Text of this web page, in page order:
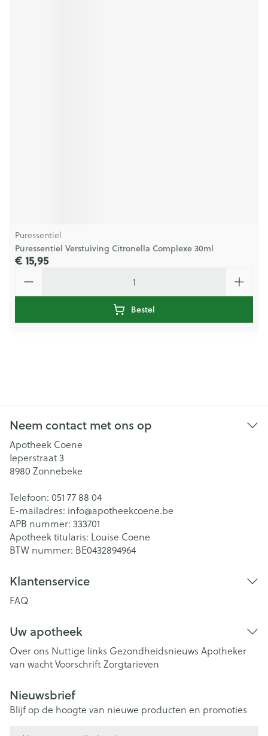
Puressentiel
Puressentiel Verstuiving Citronella Complexe 30ml
€ 15,95
Bestel
Neem contact met ons op
Apotheek Coene
Ieperstraat 3
8980 Zonnebeke
Telefoon: 051 77 88 04
E-mailadres: info@apotheekcoene.be
APB nummer: 333701
Apotheek titularis: Louise Coene
BTW nummer: BE0432894964
Klantenservice
FAQ
Uw apotheek
Over ons Nuttige links Gezondheidsnieuws Apotheker
van wachtVoorschriftZorgtarieven
Nieuwsbrief
Blijf op de hoogte van nieuwe producten en promoties